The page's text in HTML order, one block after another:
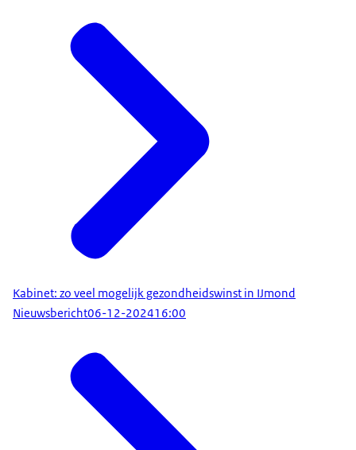
Kabinet: zo veel mogelijk gezondheidswinst in IJmond
Nieuwsbericht06-12-202416:00